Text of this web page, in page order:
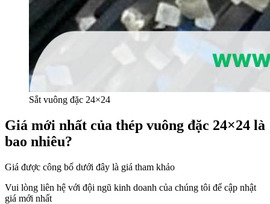
Sắt vuông đặc 24×24
Giá mới nhất của thép vuông đặc 24×24 là
bao nhiêu?
Giá được công bố dưới đây là giá tham khảo
Vui lòng liên hệ với đội ngũ kinh doanh của chúng tôi để cập nhật
giá mới nhất